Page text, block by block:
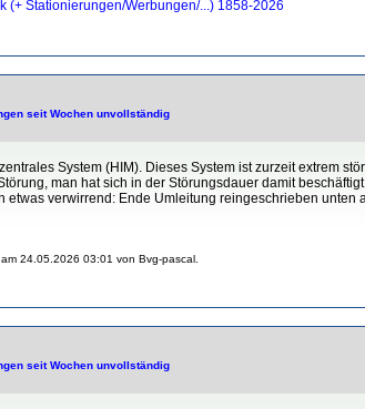
(+ Stationierungen/Werbungen/...) 1858-2026
seit Wochen unvollständig
System (HIM). Dieses System ist zurzeit extrem
man hat sich in der Störungsdauer damit
etwas verwirrend: Ende Umleitung reingeschrieben unten
24.05.2026 03:01 von Bvg-pascal.
seit Wochen unvollständig